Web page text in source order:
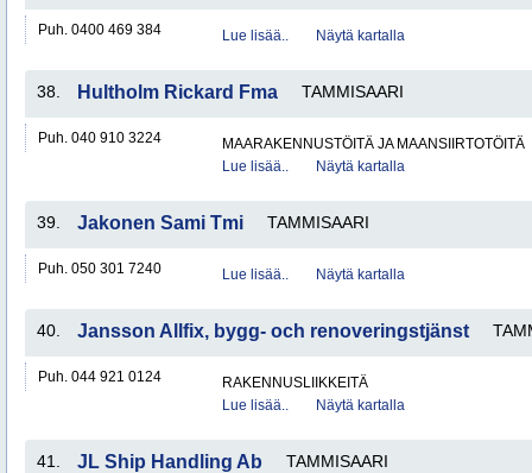
Puh. 0400 469 384 Lue lisää.. Näytä kartalla
38. Hultholm Rickard Fma TAMMISAARI
Puh. 040 910 3224
MAARAKENNUSTÖITÄ JA MAANSIIRTOTÖITÄ
Lue lisää..
Näytä kartalla
39. Jakonen Sami Tmi TAMMISAARI
Puh. 050 301 7240 Lue lisää.. Näytä kartalla
40. Jansson Allfix, bygg- och renoveringstjänst
Puh. 044 921 0124
RAKENNUSLIIKKEITÄ
Lue lisää..
Näytä kartalla
41. JL Ship Handling Ab TAMMISAARI